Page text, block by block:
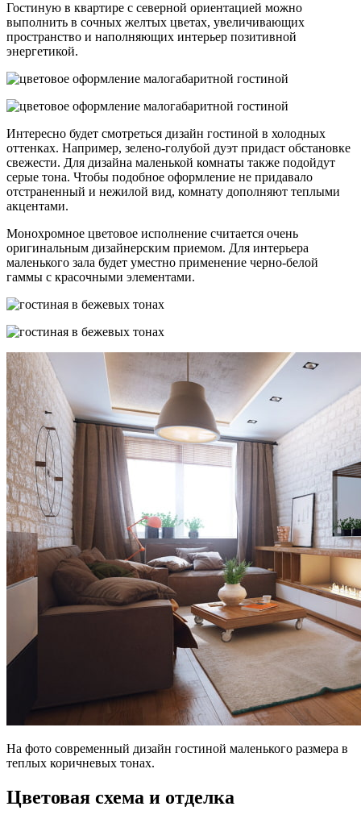
Гостиную в квартире с северной ориентацией можно
выполнить в сочных желтых цветах, увеличивающих
пространство и наполняющих интерьер позитивной
энергетикой.
Интересно будет смотреться дизайн гостиной в холодных
оттенках. Например, зелено-голубой дуэт придаст обстановке
свежести. Для дизайна маленькой комнаты также подойдут
серые тона. Чтобы подобное оформление не придавало
отстраненный и нежилой вид, комнату дополняют теплыми
акцентами.
Монохромное цветовое исполнение считается очень
оригинальным дизайнерским приемом. Для интерьера
маленького зала будет уместно применение черно-белой
гаммы с красочными элементами.
На фото современный дизайн гостиной маленького размера в
теплых коричневых тонах.
Цветовая схема и отделка